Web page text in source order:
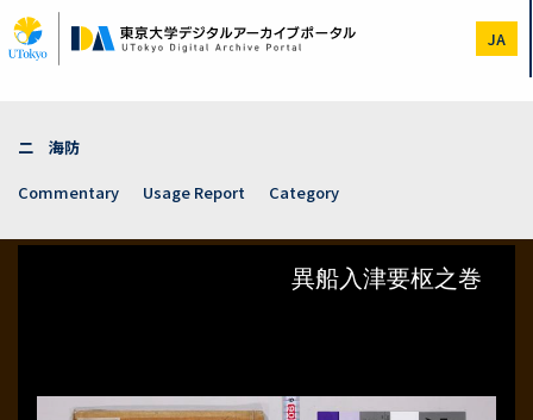
to
main
JA
二 海防
Commentary
Usage Report Category